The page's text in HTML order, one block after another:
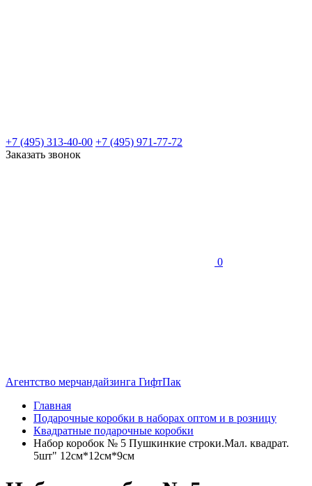
+7 (495) 313-40-00 +7 (495) 971-77-72
Заказать звонок
0
Агентство мерчандайзинга ГифтПак
Главная
Подарочные коробки в наборах оптом и в розницу
Квадратные подарочные коробки
Набор коробок № 5 Пушкинкие строки.Мал. квадрат.
5шт" 12см*12см*9см